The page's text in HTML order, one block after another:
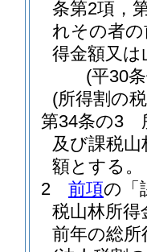
条第2項，
れその者
得金額又
(平30
(所得割の
第34条の3
及び課税
額とする。
2
前項の「
税山林所
前年の総所